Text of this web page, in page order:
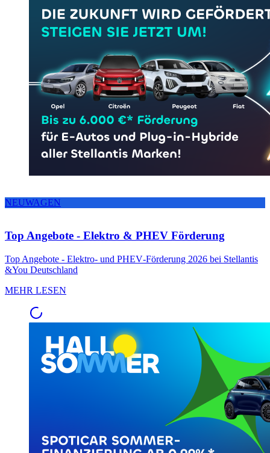
NEUWAGEN
Top Angebote - Elektro & PHEV Förderung
Top Angebote - Elektro- und PHEV‑Förderung 2026 bei Stellantis
&You Deutschland
MEHR LESEN